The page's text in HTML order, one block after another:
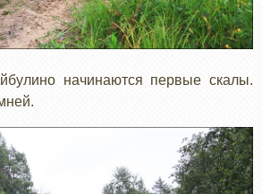
начинаются первые скалы.